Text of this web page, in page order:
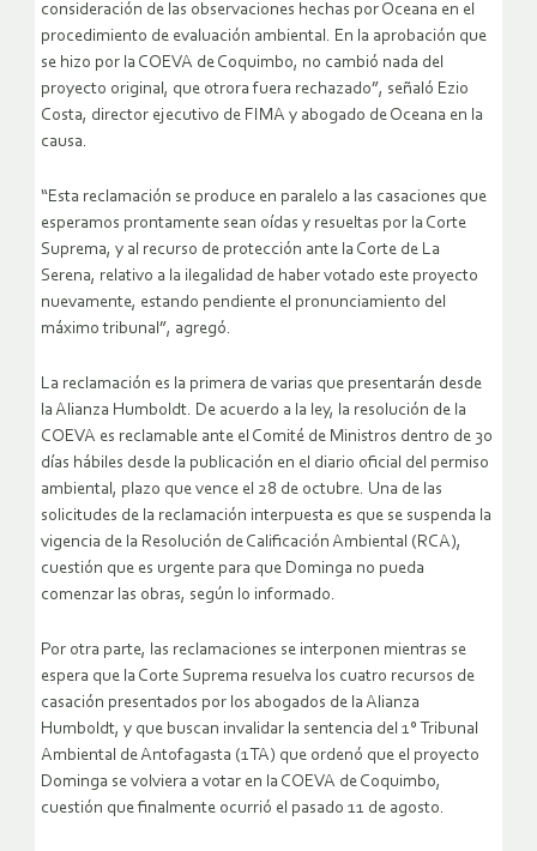
consideración de las observaciones hechas por Oceana en el
procedimiento de evaluación ambiental. En la aprobación que
se hizo por la COEVA de Coquimbo, no cambió nada del
proyecto original, que otrora fuera rechazado”, señaló Ezio
Costa, director ejecutivo de FIMA y abogado de Oceana en la
causa.
“Esta reclamación se produce en paralelo a las casaciones que
esperamos prontamente sean oídas y resueltas por la Corte
Suprema, y al recurso de protección ante la Corte de La
Serena, relativo a la ilegalidad de haber votado este proyecto
nuevamente, estando pendiente el pronunciamiento del
máximo tribunal”, agregó.
La reclamación es la primera de varias que presentarán desde
la Alianza Humboldt. De acuerdo a la ley, la resolución de la
COEVA es reclamable ante el Comité de Ministros dentro de 30
días hábiles desde la publicación en el diario oficial del permiso
ambiental, plazo que vence el 28 de octubre. Una de las
solicitudes de la reclamación interpuesta es que se suspenda la
vigencia de la Resolución de Calificación Ambiental (RCA),
cuestión que es urgente para que Dominga no pueda
comenzar las obras, según lo informado.
Por otra parte, las reclamaciones se interponen mientras se
espera que la Corte Suprema resuelva los cuatro recursos de
casación presentados por los abogados de la Alianza
Humboldt, y que buscan invalidar la sentencia del 1° Tribunal
Ambiental de Antofagasta (1TA) que ordenó que el proyecto
Dominga se volviera a votar en la COEVA de Coquimbo,
cuestión que finalmente ocurrió el pasado 11 de agosto.